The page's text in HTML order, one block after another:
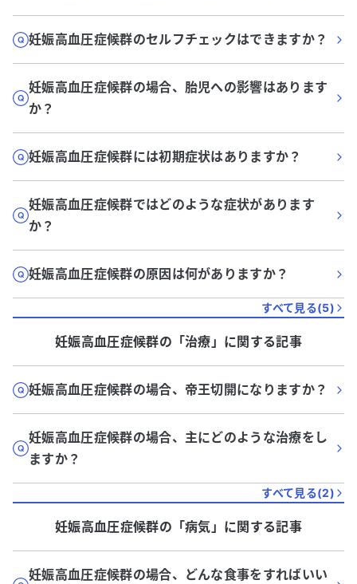
妊娠高血圧症候群のセルフチェックはできますか？
妊娠高血圧症候群の場合、胎児への影響はあります
か？
妊娠高血圧症候群には初期症状はありますか？
妊娠高血圧症候群ではどのような症状があります
か？
妊娠高血圧症候群の原因は何がありますか？
すべて見る(5)
妊娠高血圧症候群の「治療 」に関する記事
妊娠高血圧症候群の場合、帝王切開になりますか？
妊娠高血圧症候群の場合、主にどのような治療をし
ますか？
すべて見る(2)
妊娠高血圧症候群の「病気 」に関する記事
妊娠高血圧症候群の場合、どんな食事をすればいい